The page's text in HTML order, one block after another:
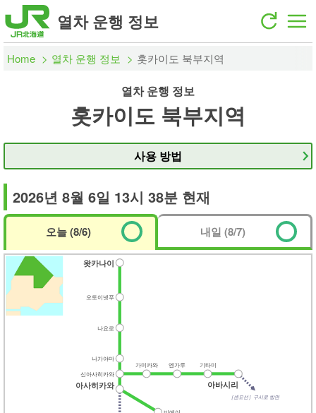
열차 운행 정보
Home 열차 운행 정보 홋카이도 북부지역
열차 운행 정보
홋카이도 북부지역
사용 방법
2026년 8월 6일 13시 38분 현재
오늘 (8/6) 내일 (8/7)